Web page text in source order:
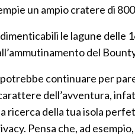
un ampio cratere di
le lagune delle
del
potrebbe continuare per
dell’avventura,
ricerca della tua isola
Pensa che, ad esempio,